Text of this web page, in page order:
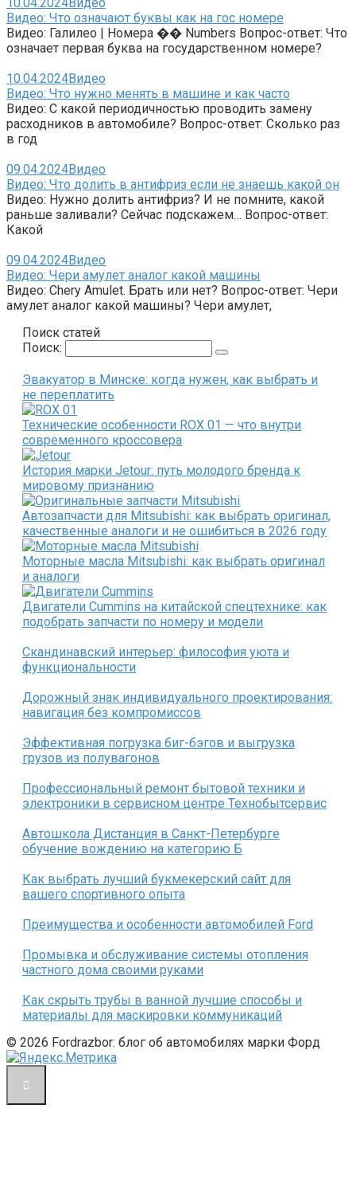
Видео: Что означают буквы как на гос номере
Видео: Галилео | Номера �� Numbers Вопрос-ответ: Что
означает первая буква на государственном номере?
10.04.2024Видео
Видео: Что нужно менять в машине и как часто
Видео: С какой периодичностью проводить замену
расходников в автомобиле? Вопрос-ответ: Сколько раз
в год
09.04.2024Видео
Видео: Что долить в антифриз если не знаешь какой он
Видео: Нужно долить антифриз? И не помните, какой
раньше заливали? Сейчас подскажем… Вопрос-ответ:
Какой
09.04.2024Видео
Видео: Чери амулет аналог какой машины
Видео: Chery Amulet. Брать или нет? Вопрос-ответ: Чери
амулет аналог какой машины? Чери амулет,
Поиск статей
Поиск:
Эвакуатор в Минске: когда нужен, как выбрать и
не переплатить
Технические особенности ROX 01 — что внутри
современного кроссовера
История марки Jetour: путь молодого бренда к
мировому признанию
Автозапчасти для Mitsubishi: как выбрать оригинал,
качественные аналоги и не ошибиться в 2026 году
Моторные масла Mitsubishi: как выбрать оригинал
и аналоги
Двигатели Cummins на китайской спецтехнике: как
подобрать запчасти по номеру и модели
Скандинавский интерьер: философия уюта и
функциональности
Дорожный знак индивидуального проектирования:
навигация без компромиссов
Эффективная погрузка биг-бэгов и выгрузка
грузов из полувагонов
Профессиональный ремонт бытовой техники и
электроники в сервисном центре Технобытсервис
Автошкола Дистанция в Санкт-Петербурге
обучение вождению на категорию Б
Как выбрать лучший букмекерский сайт для
вашего спортивного опыта
Преимущества и особенности автомобилей Ford
Промывка и обслуживание системы отопления
частного дома своими руками
Как скрыть трубы в ванной лучшие способы и
материалы для маскировки коммуникаций
© 2026 Fordrazbor: блог об автомобилях марки Форд